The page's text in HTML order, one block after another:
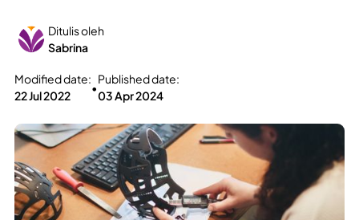
Ditulis oleh
Sabrina
Modified date:
22 Jul 2022
•
Published date:
03 Apr 2024